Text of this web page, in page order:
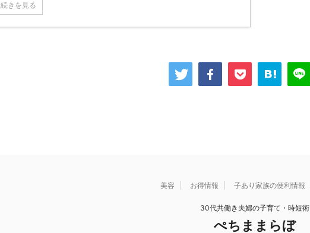
続きを見る
美容 お得情報 子あり家族の便利情報
30代共働き夫婦の子育て・時短術
ぺちままらぼ